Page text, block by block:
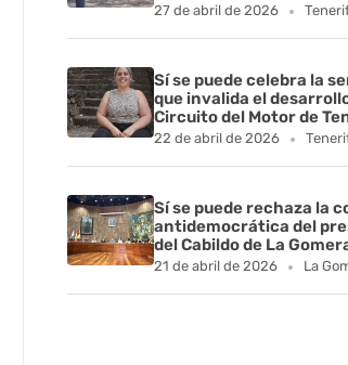
27 de abril de 2026
Sí se puede celebra la
que invalida el
Circuito del Motor de
22 de abril de 2026
Sí se puede rechaza la
antidemocrática del
del Cabildo de La
21 de abril de 2026 La